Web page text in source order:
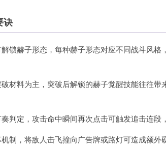
诀
锁赫子形态，每种赫子形态对应不同战斗风
材料为主，突破后解锁的赫子觉醒技能往往
判定，攻击命中瞬间再次点击可触发追击连
制，将敌人击飞撞向广告牌或路灯可造成额外